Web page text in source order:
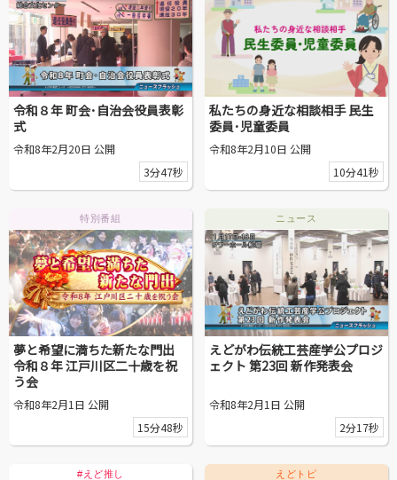
令和８年 町会･自治会役員表彰
式
令和8年2月20日 公開
3分47秒
私たちの身近な相談相手 民生
委員･児童委員
令和8年2月10日 公開
10分41秒
特別番組
夢と希望に満ちた新たな門出
令和８年 江戸川区二十歳を祝
う会
令和8年2月1日 公開
15分48秒
ニュース
えどがわ伝統工芸産学公プロジ
ェクト 第23回 新作発表会
令和8年2月1日 公開
2分17秒
#えど推し えどトピ